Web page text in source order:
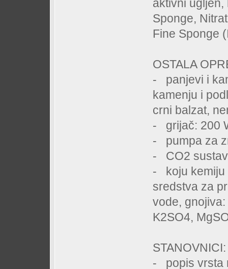
aktivni
Sponge,
Fine Sponge
OSTALA
- panjevi i
kamenju i
crni balzat,
- grijač: 200
- pumpa za
- CO2
- koju kemiju
sredstva za
vode,
K2SO4,
STANOVNICI:
- popis vrsta